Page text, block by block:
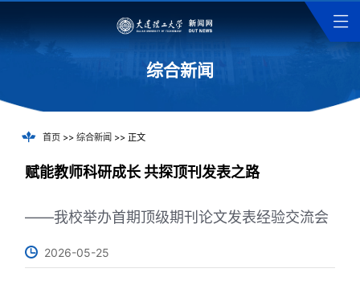
综合新闻
首页>> 综合新闻 >> 正文
赋能教师科研成长 共探顶刊发表之路
——我校举办首期顶级期刊论文发表经验交流会
2026-05-25